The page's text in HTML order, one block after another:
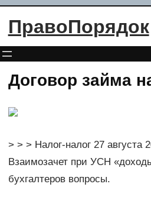
Перейти
ПравоПорядок
Договор займа
> > > Налог-налог 27 августа
Взаимозачет при УСН
бухгалтеров вопросы.